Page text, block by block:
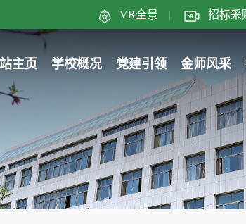
VR全景 | 招标采
主页 学校概况 党建引领 金师风采